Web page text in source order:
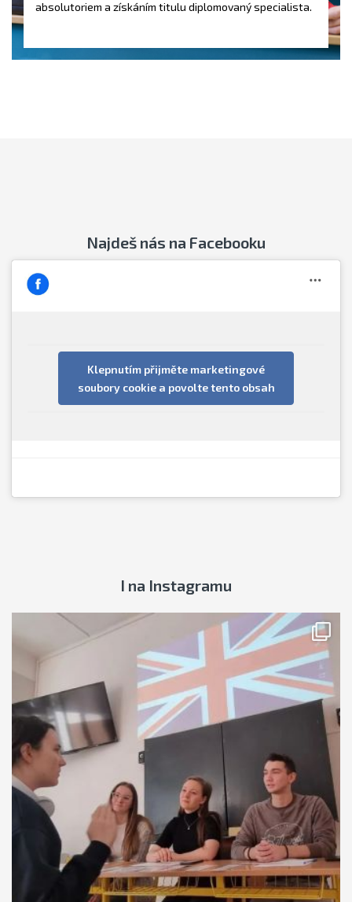
absolutoriem a získáním titulu diplomovaný specialista.
Najdeš nás na Facebooku
Gymnázium Hořice
Klepnutím přijměte marketingové
soubory cookie a povolte tento obsah
I na Instagramu